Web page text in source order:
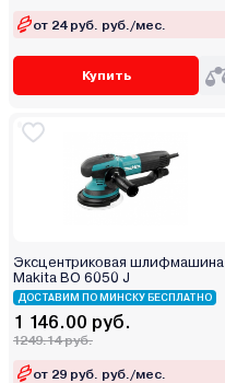
от 24 руб. руб./мес.
Купить
Эксцентриковая шлифмашина
Makita BO 6050 J
ДОСТАВИМ ПО МИНСКУ БЕСПЛАТНО
1 146.00 руб.
1249.14 руб.
от 29 руб. руб./мес.